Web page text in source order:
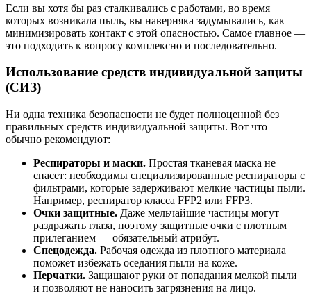
Если вы хотя бы раз сталкивались с работами, во время
которых возникала пыль, вы наверняка задумывались, как
минимизировать контакт с этой опасностью. Самое главное —
это подходить к вопросу комплексно и последовательно.
Использование средств индивидуальной защиты
(СИЗ)
Ни одна техника безопасности не будет полноценной без
правильных средств индивидуальной защиты. Вот что
обычно рекомендуют:
Респираторы и маски. Простая тканевая маска не
спасет: необходимы специализированные респираторы с
фильтрами, которые задерживают мелкие частицы пыли.
Например, респиратор класса FFP2 или FFP3.
Очки защитные. Даже мельчайшие частицы могут
раздражать глаза, поэтому защитные очки с плотным
прилеганием — обязательный атрибут.
Спецодежда. Рабочая одежда из плотного материала
поможет избежать оседания пыли на коже.
Перчатки. Защищают руки от попадания мелкой пыли
и позволяют не наносить загрязнения на лицо.